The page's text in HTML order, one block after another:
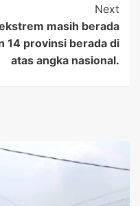
Next
masih berada
14 provinsi berada di
atas angka nasional.